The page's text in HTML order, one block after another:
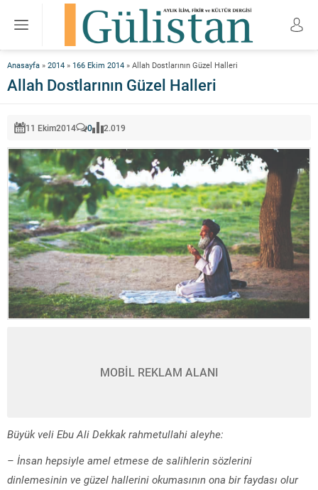
Anasayfa » 2014 » 166 Ekim 2014 » Allah Dostlarının Güzel Halleri
Allah Dostlarının Güzel Halleri
11 Ekim2014 0 2.019
MOBİL REKLAM ALANI
Büyük veli Ebu Ali Dekkak rahmetullahi aleyhe:
– İnsan hepsiyle amel etmese de salihlerin sözlerini
dinlemesinin ve güzel hallerini okumasının ona bir faydası olur